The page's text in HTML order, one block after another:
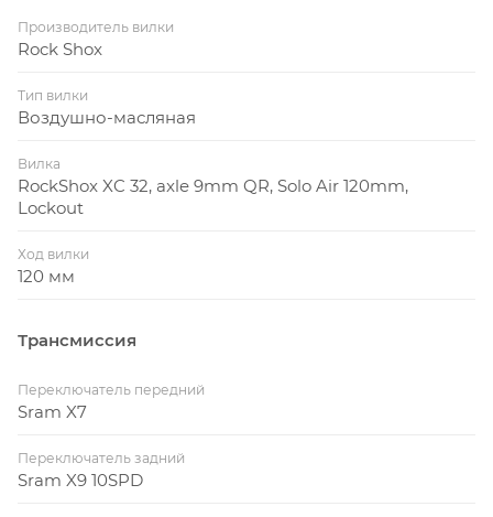
Производитель вилки
Rock Shox
Тип вилки
Воздушно-масляная
Вилка
RockShox XC 32, axle 9mm QR, Solo Air 120mm,
Lockout
Ход вилки
120 мм
Трансмиссия
Переключатель передний
Sram X7
Переключатель задний
Sram X9 10SPD